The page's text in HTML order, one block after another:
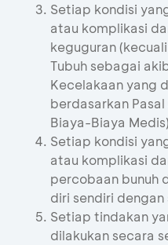
Setiap kondisi
atau komplikasi
keguguran
Tubuh sebagai
Kecelakaan yang
berdasarkan
Biaya-Biaya
Setiap kondisi
atau komplikasi
percobaan bunuh
diri sendiri dengan
Setiap tindakan
dilakukan secara